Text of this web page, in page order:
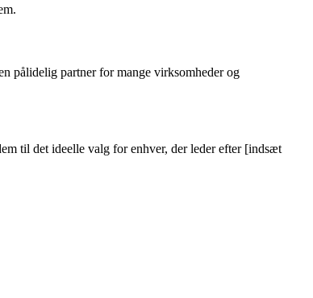
pålidelig partner for mange virksomheder og
til det ideelle valg for enhver, der leder efter [indsæt